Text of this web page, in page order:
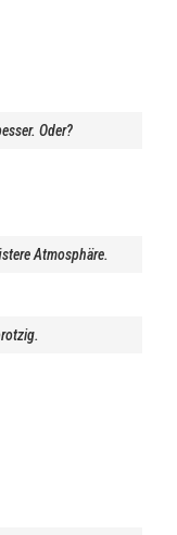
Oder?
Atmosphäre.